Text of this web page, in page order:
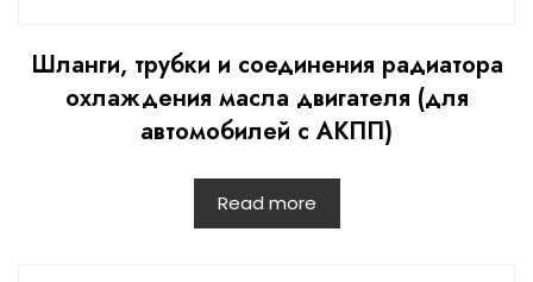
Шланги, трубки и соединения радиатора
охлаждения масла двигателя (для
автомобилей с АКПП)
Read more